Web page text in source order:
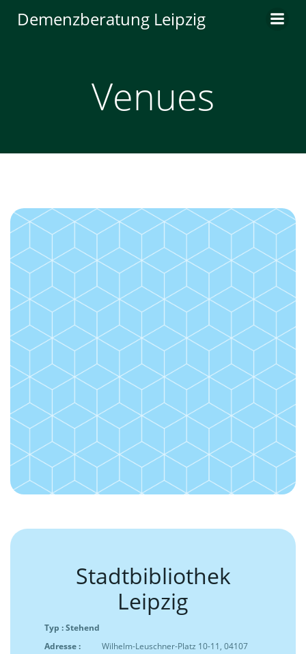
Inhalt
Demenzberatung Leipzig
Venues
Stadtbibliothek
Leipzig
Typ : Stehend
Adresse :
Wilhelm-Leuschner-Platz 10-11, 04107